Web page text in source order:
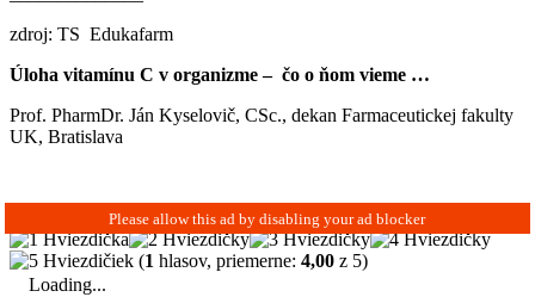
zdroj: TS Edukafarm
Úloha vitamínu C v organizme – čo o ňom vieme …
Prof. PharmDr. Ján Kyselovič, CSc., dekan Farmaceutickej fakulty
UK, Bratislava
(1 hlasov, priemerne: 4,00 z 5)
Loading...